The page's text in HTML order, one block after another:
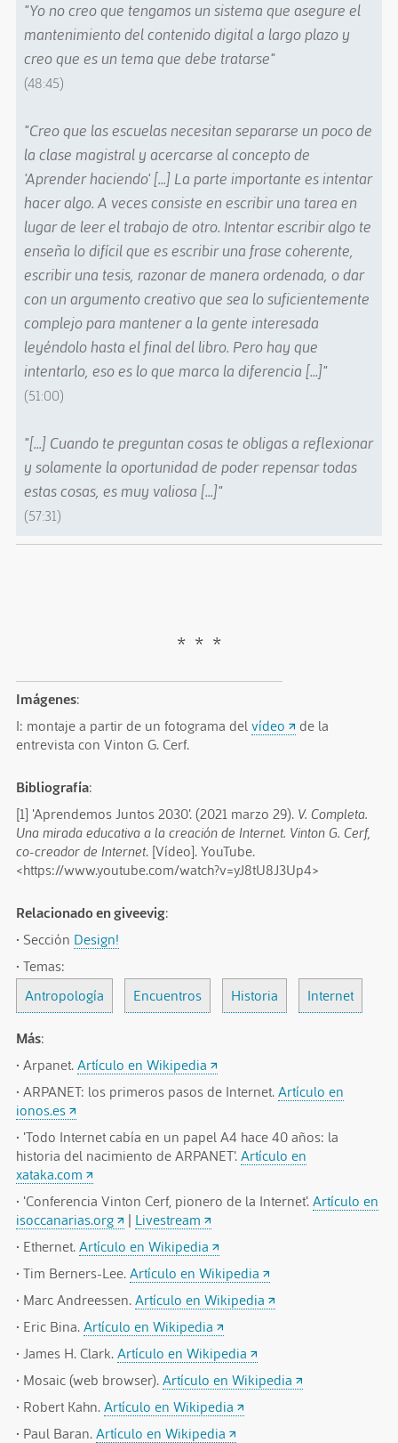
"Yo no creo que tengamos un sistema que asegure el
mantenimiento del contenido digital a largo plazo y
creo que es un tema que debe tratarse"
(48:45)
"Creo que las escuelas necesitan separarse un poco de
la clase magistral y acercarse al concepto de
'Aprender haciendo' [...] La parte importante es intentar
hacer algo. A veces consiste en escribir una tarea en
lugar de leer el trabajo de otro. Intentar escribir algo te
enseña lo difícil que es escribir una frase coherente,
escribir una tesis, razonar de manera ordenada, o dar
con un argumento creativo que sea lo suficientemente
complejo para mantener a la gente interesada
leyéndolo hasta el final del libro. Pero hay que
intentarlo, eso es lo que marca la diferencia [...]"
(51:00)
"[...] Cuando te preguntan cosas te obligas a reflexionar
y solamente la oportunidad de poder repensar todas
estas cosas, es muy valiosa [...]"
(57:31)
* * *
Imágenes:
I: montaje a partir de un fotograma del vídeo
de la
entrevista con Vinton G. Cerf.
Bibliografía:
[1] 'Aprendemos Juntos 2030'. (2021 marzo 29). V. Completa.
Una mirada educativa a la creación de Internet. Vinton G. Cerf,
co-creador de Internet. [Vídeo]. YouTube.
<https://www.youtube.com/watch?v=yJ8tU8J3Up4>
Relacionado en giveevig:
· Sección Design!
· Temas:
Antropología
Encuentros Historia Internet
Más:
· Arpanet. Artículo en Wikipedia
· ARPANET: los primeros pasos de Internet. Artículo en
ionos.es
· 'Todo Internet cabía en un papel A4 hace 40 años: la
historia del nacimiento de ARPANET'. Artículo en
xataka.com
· 'Conferencia Vinton Cerf, pionero de la Internet'. Artículo en
isoccanarias.org
Livestream
· Ethernet. Artículo en Wikipedia
· Tim Berners-Lee. Artículo en Wikipedia
· Marc Andreessen. Artículo en Wikipedia
· Eric Bina. Artículo en Wikipedia
· James H. Clark. Artículo en Wikipedia
· Mosaic (web browser). Artículo en Wikipedia
· Robert Kahn. Artículo en Wikipedia
· Paul Baran. Artículo en Wikipedia